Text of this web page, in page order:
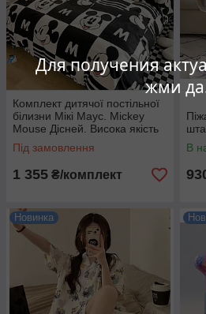
Для получения
жми
Комплект дитячої постільної
білизни Мікі Маус. Mickey
Mouse Дісней. Висока якість
Під замовлення
1 355 ₴/комплект
В
Новинка